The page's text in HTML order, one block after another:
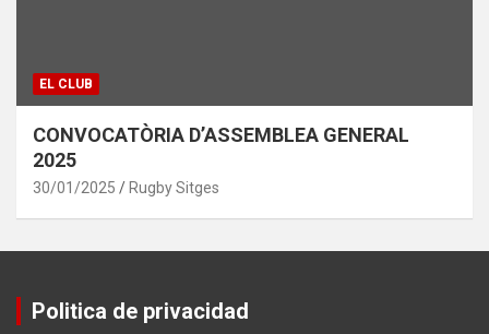
EL CLUB
CONVOCATÒRIA D’ASSEMBLEA GENERAL
2025
30/01/2025 Rugby Sitges
Politica de privacidad